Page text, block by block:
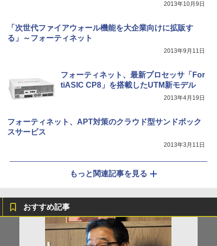
2013年10月9日
「次世代ファイアウォール機能を大企業向けに拡販す
る」～フォーティネット
2013年9月11日
フォーティネット、最新プロセッサ「For
tiASIC CP8」を搭載したUTM新モデル
2013年4月19日
フォーティネット、APT対策のクラウド型サンドボック
スサービス
2013年3月11日
もっと関連記事を見る
おすすめ記事